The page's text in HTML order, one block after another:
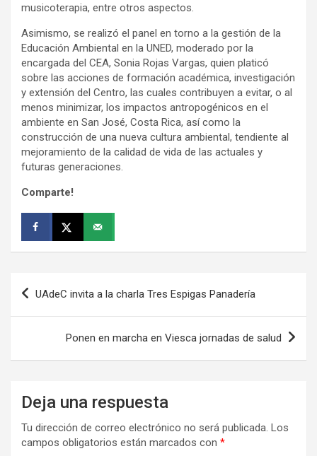
musicoterapia, entre otros aspectos.
Asimismo, se realizó el panel en torno a la gestión de la
Educación Ambiental en la UNED, moderado por la
encargada del CEA, Sonia Rojas Vargas, quien platicó
sobre las acciones de formación académica, investigación
y extensión del Centro, las cuales contribuyen a evitar, o al
menos minimizar, los impactos antropogénicos en el
ambiente en San José, Costa Rica, así como la
construcción de una nueva cultura ambiental, tendiente al
mejoramiento de la calidad de vida de las actuales y
futuras generaciones.
Comparte!
Navegación
UAdeC invita a la charla Tres Espigas Panadería
Ponen en marcha en Viesca jornadas de salud
Deja una respuesta
Tu dirección de correo electrónico no será publicada. Los
campos obligatorios están marcados con *